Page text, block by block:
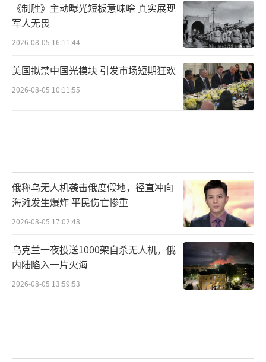
《制胜》主动曝光短板意味啥 真实展现
军人无畏
2026-08-05 16:11:44
美国拟禁中国光模块 引发市场短期狂欢
2026-08-05 10:11:55
俄称乌无人机袭击俄度假地，径直冲向
海滩发生爆炸 平民伤亡惨重
2026-08-05 17:02:48
乌克兰一夜投送1000架自杀无人机，俄
内陆陷入一片火海
2026-08-05 13:59:53